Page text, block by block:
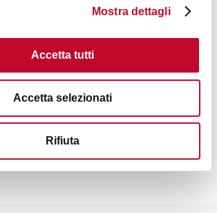
Mostra dettagli
Accetta tutti
Accetta selezionati
Rifiuta